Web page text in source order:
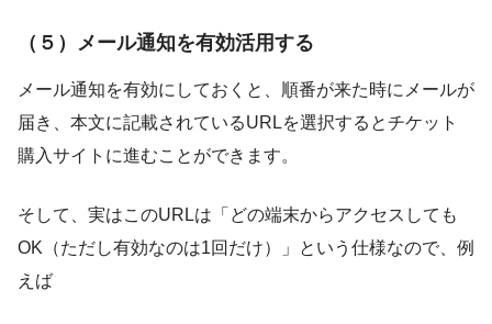
（５）メール通知を有効活用する
メール通知を有効にしておくと、順番が来た時にメールが
届き、本文に記載されているURLを選択するとチケット
購入サイトに進むことができます。
そして、実はこのURLは「どの端末からアクセスしても
OK（ただし有効なのは1回だけ）」という仕様なので、例
えば